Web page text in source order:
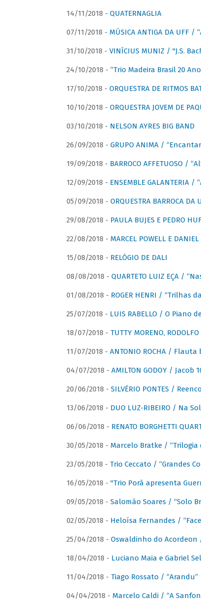
14/11/2018 - QUATERNAGLIA
07/11/2018 - MÚSICA ANTIGA DA UFF /
31/10/2018 - VINÍCIUS MUNIZ / "J.S.
24/10/2018 - “Trio Madeira Brasil 20
17/10/2018 - ORQUESTRA DE RITMOS
10/10/2018 - ORQUESTRA JOVEM DE
03/10/2018 - NELSON AYRES BIG BAND
26/09/2018 - GRUPO ANIMA /
19/09/2018 - BARROCO AFFETUOSO /
12/09/2018 - ENSEMBLE GALANTERIA
05/09/2018 - ORQUESTRA BARROCA DA
29/08/2018 - PAULA BUJES E PEDRO
22/08/2018 - MARCEL POWELL E
15/08/2018 - RELÓGIO DE DALI
08/08/2018 - QUARTETO LUIZ EÇA /
01/08/2018 - ROGER HENRI / “Trilhas
25/07/2018 - LUIS RABELLO / O Piano
18/07/2018 - TUTTY MORENO,
11/07/2018 - ANTONIO ROCHA / Flauta
04/07/2018 - AMILTON GODOY / Jacob
20/06/2018 - SILVÉRIO PONTES /
13/06/2018 - DUO LUZ-RIBEIRO / Na
06/06/2018 - RENATO BORGHETTI
30/05/2018 - Marcelo Bratke / “Trilogia
23/05/2018 - Trio Ceccato / “Grandes
16/05/2018 - "Trio Porã apresenta
09/05/2018 - Salomão Soares / “Solo
02/05/2018 - Heloísa Fernandes /
25/04/2018 - Oswaldinho do Acordeon
18/04/2018 - Luciano Maia e Gabriel
11/04/2018 - Tiago Rossato / “Arandu”
04/04/2018 - Marcelo Caldi / “A